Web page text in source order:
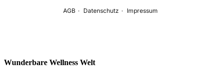
Wunderbare Wellness Welt